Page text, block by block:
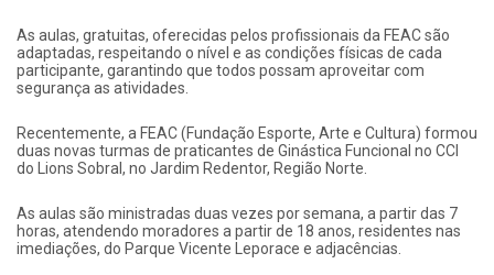
As aulas, gratuitas, oferecidas pelos profissionais da FEAC são
adaptadas, respeitando o nível e as condições físicas de cada
participante, garantindo que todos possam aproveitar com
segurança as atividades.
Recentemente, a FEAC (Fundação Esporte, Arte e Cultura) formou
duas novas turmas de praticantes de Ginástica Funcional no CCI
do Lions Sobral, no Jardim Redentor, Região Norte.
As aulas são ministradas duas vezes por semana, a partir das 7
horas, atendendo moradores a partir de 18 anos, residentes nas
imediações, do Parque Vicente Leporace e adjacências.